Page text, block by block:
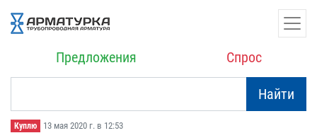
Предложения Спрос
Найти
Куплю 13 мая 2020 г. в 12:53